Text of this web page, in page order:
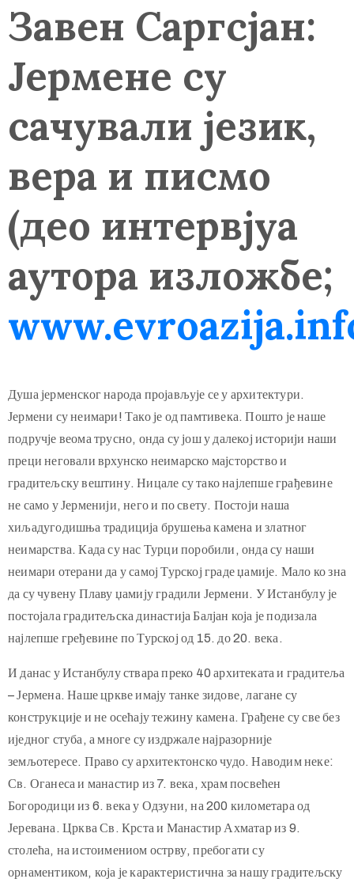
Завен Саргсјан:
Јермене су
сачували језик,
вера и писмо
(део интервјуа
аутора изложбе;
Душа јерменског народа пројављује се у архитектури.
Јермени су неимари! Тако је од памтивека. Пошто је наше
подручје веома трусно, онда су још у далекој историји наши
преци неговали врхунско неимарско мајсторство и
градитељску вештину. Ницале су тако најлепше грађевине
не само у Јерменији, него и по свету. Постоји наша
хиљадугодишња традиција брушења камена и златног
неимарства. Када су нас Турци поробили, онда су наши
неимари отерани да у самој Турској граде џамије. Мало ко зна
да су чувену Плаву џамију градили Јермени. У Истанбулу је
постојала градитељска династија Балјан која је подизала
најлепше гређевине по Турској од 15. до 20. века.
И данас у Истанбулу ствара преко 40 архитеката и градитеља
– Јермена. Наше цркве имају танке зидове, лагане су
конструкције и не осећају тежину камена. Грађене су све без
иједног стуба, а многе су издржале најразорније
земљотересе. Право су архитектонско чудо. Наводим неке:
Св. Оганеса и манастир из 7. века, храм посвећен
Богородици из 6. века у Одзуни, на 200 километара од
Јеревана. Црква Св. Крста и Манастир Ахматар из 9.
столећа, на истоимениом острву, пребогати су
орнаментиком, која је карактеристична за нашу градитељску